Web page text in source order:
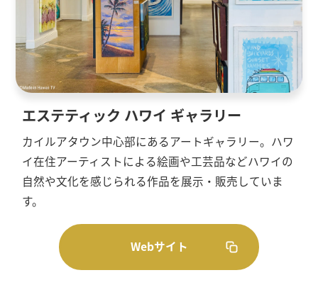
エステティック ハワイ ギャラリー
カイルアタウン中心部にあるアートギャラリー。ハワ
イ在住アーティストによる絵画や工芸品などハワイの
自然や文化を感じられる作品を展示・販売していま
す。
Webサイト